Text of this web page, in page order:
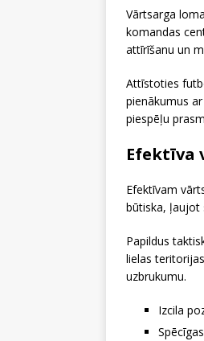
Vārtsarga
komandas
attīrīšanu un
Attīstoties
pienākumus
piespēļu
Efektīva
Efektīvam
būtiska, ļaujot
Papildus
lielas
uzbrukumu.
Izcila